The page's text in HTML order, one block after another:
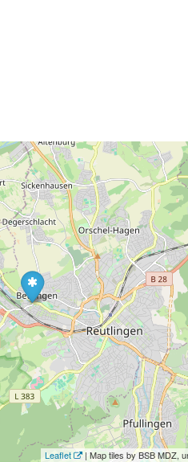
Leaflet | Map tiles by BSB MDZ,